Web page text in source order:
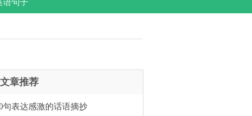
章推荐
句表达感激的话语摘抄